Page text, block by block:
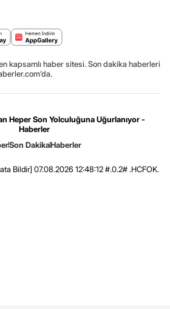
kapsamlı haber sitesi. Son dakika haberleri
Heper Son Yolculuğuna Uğurlanıyor -
Haberler
Son DakikaHaberler
Bildir] 07.08.2026 12:48:12 #.0.2# .HCFOK.